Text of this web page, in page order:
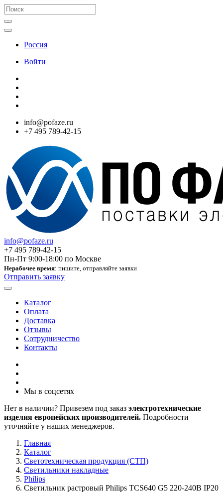
Россия
Войти
info@pofaze.ru
+7 495 789-42-15
info@pofaze.ru
+7 495 789-42-15
Пн-Пт 9:00-18:00 по Москве
Нерабочее время: пишите, отправляйте заявки
Отправить заявку
Каталог
Оплата
Доставка
Отзывы
Сотрудничество
Контакты
Мы в соцсетях
Нет в наличии? Привезем под заказ электротехнические
изделия европейских производителей. Подробности
уточняйте у наших менеджеров.
Главная
Каталог
Светотехническая продукция (СТП)
Светильники накладные
Philips
Светильник растровый Philips TCS640 G5 220-240В IP20